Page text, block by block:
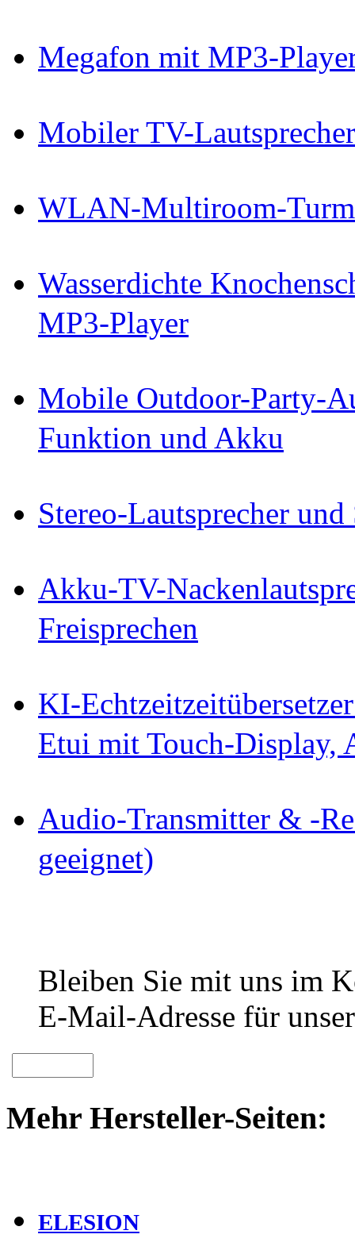
Megafon mit MP3-
Mobiler TV-
WLAN-Multiroom-
Wasserdichte
MP3-Player
Mobile Outdoor-Party-
Funktion und Akku
Stereo-Lautsprecher und
Akku-TV-
Freisprechen
KI-
Etui mit Touch-Display,
Audio-Transmitter & -
geeignet)
Bleiben Sie mit uns im
E-Mail-Adresse für
Mehr Hersteller-Seiten:
ELESION